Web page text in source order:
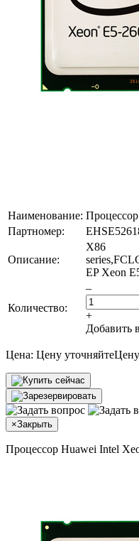
Наименование:
Партномер:
Описание:
X86
EP Xeon
Количество:
–
+
Добавить
Цена: Цену уточняйте
×Закрыть
Процессор Huawei Intel